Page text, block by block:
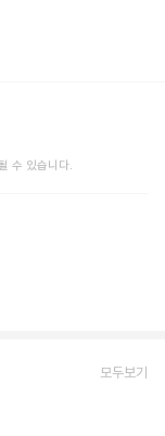
수 있습니다.
모두보기